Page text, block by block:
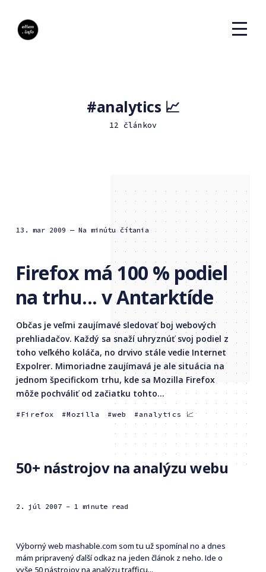
analytics 📈
12 článkov
13. mar 2009 — Na minútu čítania
Firefox má 100 % podiel
na trhu... v Antarktíde
Občas je veľmi zaujímavé sledovať boj webových
prehliadačov. Každý sa snaží uhryznúť svoj podiel z
toho veľkého koláča, no drvivo stále vedie Internet
Expolrer. Mimoriadne zaujímavá je ale situácia na
jednom špecifickom trhu, kde sa Mozilla Firefox
môže pochváliť od začiatku tohto...
Firefox Mozilla web analytics 📈
50+ nástrojov na analýzu webu
2. júl 2007- 1 minute read
Výborný web mashable.com som tu už spomínal no a dnes
mám pripravený ďalší odkaz na jeden článok z neho. Ide o
vyše 50 nástrojov na analýzu trafficu...